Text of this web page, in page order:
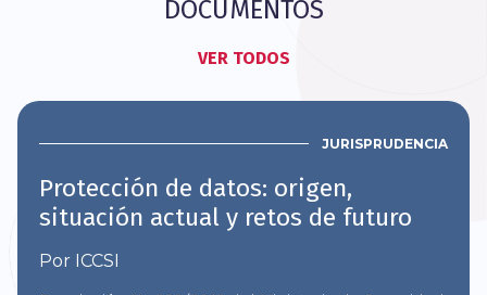
DOCUMENTOS
VER TODOS
JURISPRUDENCIA
Protección de datos: origen,
situación actual y retos de futuro
Por ICCSI